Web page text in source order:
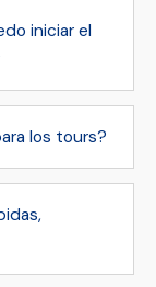
iniciar el
los tours?